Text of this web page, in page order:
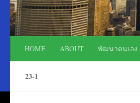
HOME ABOUT พัฒนาตนเอง
23-1